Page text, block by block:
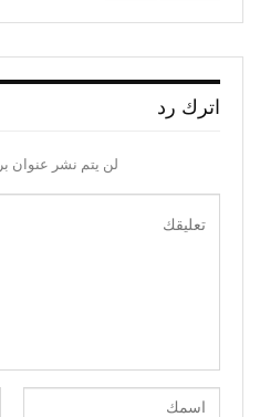
اترك رد
لن يتم نشر عنوان